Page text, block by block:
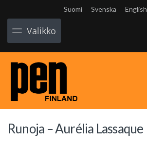
Suomi Svenska English
Valikko
Runoja – Aurélia Lassaque